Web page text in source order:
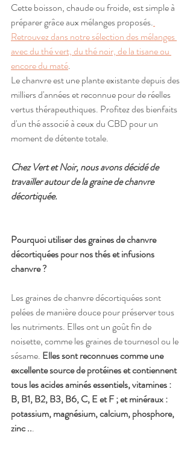
Cette boisson, chaude ou froide, est simple à
préparer grâce aux mélanges proposés.
Retrouvez dans notre sélection des mélanges
avec du thé vert, du thé noir, de la tisane ou
encore du maté.
Le chanvre est une plante existante depuis des
milliers d'années et reconnue pour de réelles
vertus thérapeuthiques. Profitez des bienfaits
d'un thé associé à ceux du CBD pour un
moment de détente totale.
Chez Vert et Noir, nous avons décidé de
travailler autour de la graine de chanvre
décortiquée.
Pourquoi utiliser des graines de chanvre
décortiquées pour nos thés et infusions
chanvre ?
Les graines de chanvre décortiquées sont
pelées de manière douce pour préserver tous
les nutriments. Elles ont un goût fin de
noisette, comme les graines de tournesol ou le
sésame. Elles sont reconnues comme une
excellente source de protéines et contiennent
tous les acides aminés essentiels, vitamines :
B, B1, B2, B3, B6, C, E et F ; et minéraux :
potassium, magnésium, calcium, phosphore,
zinc ...